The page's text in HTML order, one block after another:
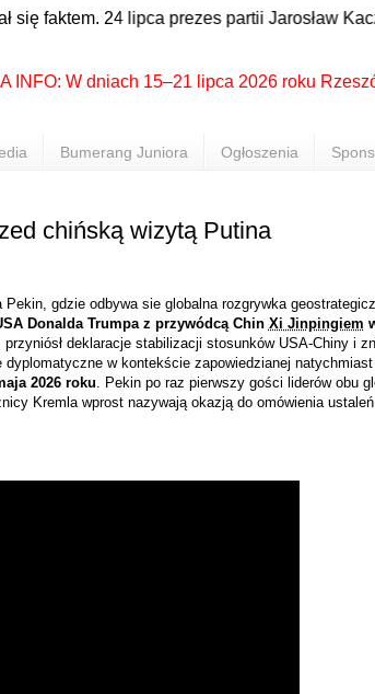
24 lipca prezes partii Jarosław
W dniach 15–21 lipca 2026 roku
Bumerang Juniora Ogłoszenia
chińską wizytą Putina
Pekin, gdzie odbywa sie globalna rozgrywka
Donalda Trumpaz przywódcą Chin Xi Jinpingiem
, przyniósł deklaracje stabilizacji stosunków USA-Chiny i
dyplomatyczne w kontekście zapowiedzianej
2026 roku . Pekin po raz pierwszy gości liderów obu
Kremla wprost nazywają okazją do omówienia ustaleń